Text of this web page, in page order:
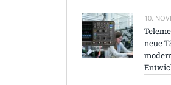
10.
neue